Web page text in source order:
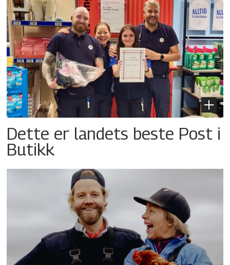
Dette er landets beste Post i
Butikk